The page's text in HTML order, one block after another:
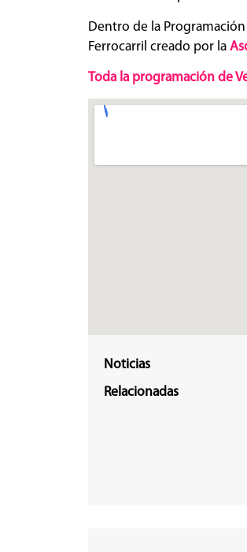
Dentro de la
Ferrocarril creado por la
Toda la programación de
Noticias
Relacionadas